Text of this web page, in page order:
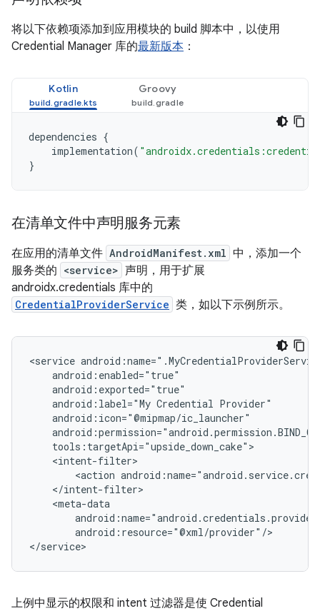
将以下依赖项添加到应用模块的 build 脚本中，以使用
Credential Manager 库的最新版本 ：
Kotlin Groovy
dependencies {
implementation(
}
在清单文件中声明服务元素
在应用的清单文件 AndroidManifest.xml 中，添加一个
服务类的 <service> 声明，用于扩展
androidx.credentials 库中的
CredentialProviderService 类，如以下示例所示。
<service
android:label="My Credential
<action
android:resource="@xml/provider"/>
上例中显示的权限和 intent 过滤器是使 Credential